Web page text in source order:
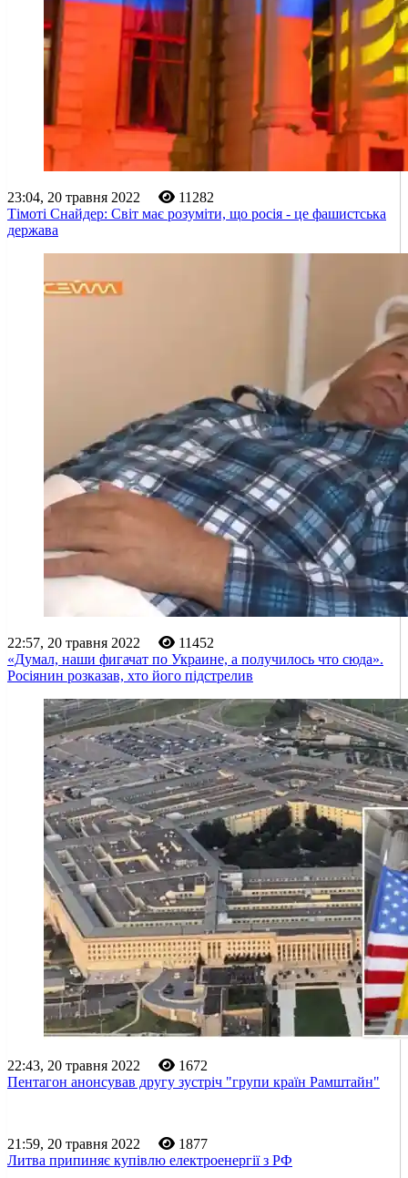
23:04, 20 травня 2022
11282
Тімоті Снайдер: Світ має розуміти, що росія - це фашистська
держава
22:57, 20 травня 2022
11452
«Думал, наши фигачат по Украине, а получилось что сюда».
Росіянин розказав, хто його підстрелив
22:43, 20 травня 2022
1672
Пентагон анонсував другу зустріч "групи країн Рамштайн"
21:59, 20 травня 2022
1877
Литва припиняє купівлю електроенергії з РФ